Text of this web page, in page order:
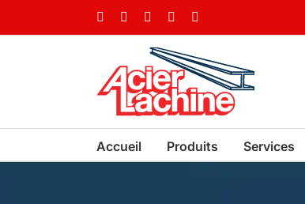
FacebookLinkedIn YouTube
Accueil Produits Services